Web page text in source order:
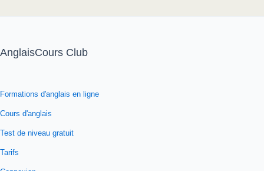
AnglaisCours Club
Formations d'anglais en ligne
Cours d'anglais
Test de niveau gratuit
Tarifs